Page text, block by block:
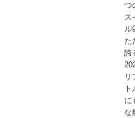
つ
ス
ル
た
誇
に
な